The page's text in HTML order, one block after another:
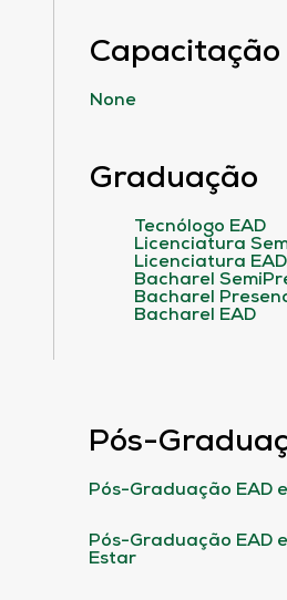
Capacitação
None
Graduação
Tecnólogo EAD
Licenciatura
Licenciatura EAD
Bacharel
Bacharel
Bacharel EAD
Pós-
Pós-Graduação EAD
Pós-Graduação EAD
Estar